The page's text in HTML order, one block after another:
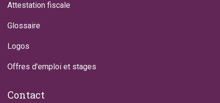
Attestation fiscale
Glossaire
Logos
Offres d'emploi et stages
Contact